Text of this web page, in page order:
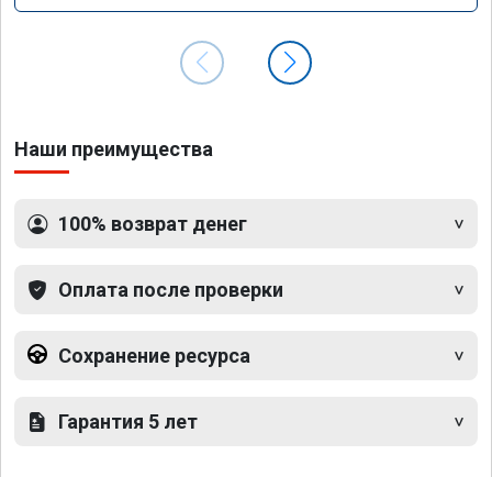
Наши преимущества
100% возврат денег
Оплата после проверки
Сохранение ресурса
Гарантия 5 лет